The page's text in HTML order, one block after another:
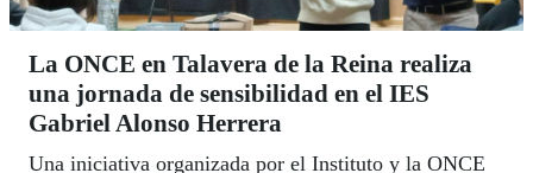
La ONCE en Talavera de la Reina realiza
una jornada de sensibilidad en el IES
Gabriel Alonso Herrera
Una iniciativa organizada por el Instituto y la ONCE